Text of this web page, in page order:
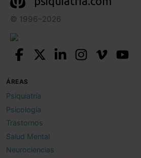
© 1996–2026
ÁREAS
Psiquiatría
Psicología
Trastornos
Salud Mental
Neurociencias